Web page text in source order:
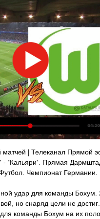
матчей | Телеканал Прямой
- "Кальяри". Прямая
Чемпионат Германии.
удар для команды
но снаряд цели не
команды Бохум на их